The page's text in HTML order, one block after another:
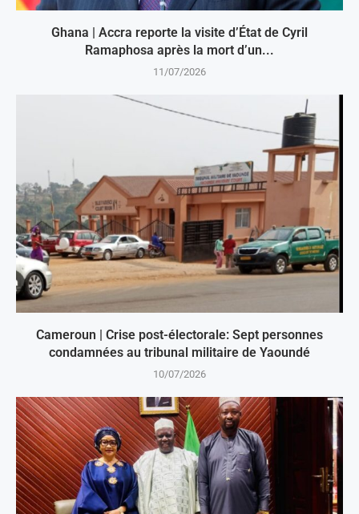
Ghana | Accra reporte la visite d’État de Cyril
Ramaphosa après la mort d’un...
11/07/2026
Cameroun | Crise post-électorale: Sept personnes
condamnées au tribunal militaire de Yaoundé
10/07/2026